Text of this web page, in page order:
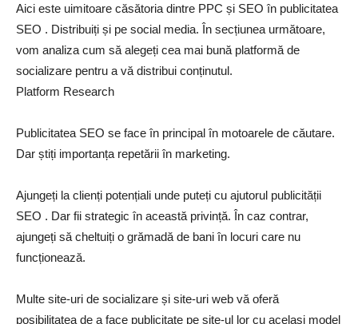
Aici este uimitoare căsătoria dintre PPC și SEO în publicitatea
SEO . Distribuiți și pe social media. În secțiunea următoare,
vom analiza cum să alegeți cea mai bună platformă de
socializare pentru a vă distribui conținutul.
Platform Research
Publicitatea SEO se face în principal în motoarele de căutare.
Dar știți importanța repetării în marketing.
Ajungeți la clienți potențiali unde puteți cu ajutorul publicității
SEO . Dar fii strategic în această privință. În caz contrar,
ajungeți să cheltuiți o grămadă de bani în locuri care nu
funcționează.
Multe site-uri de socializare și site-uri web vă oferă
posibilitatea de a face publicitate pe site-ul lor cu același model